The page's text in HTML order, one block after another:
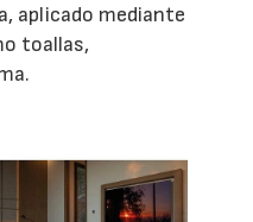
aplicado mediante
toallas,